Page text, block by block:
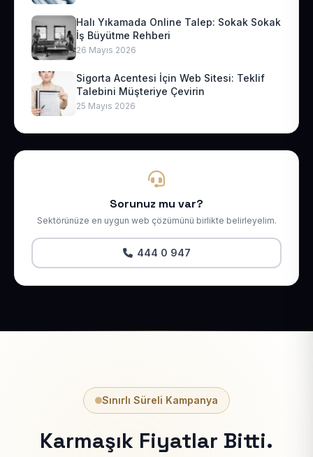
Halı Yıkamada Online Talep: Sokak Sokak
İş Büyütme Rehberi
26 Mayıs 2026
Sigorta Acentesi İçin Web Sitesi: Teklif
Talebini Müşteriye Çevirin
25 Mayıs 2026
Sorunuz mu var?
Sektörünüze en uygun web çözümünü birlikte belirleyelim.
444 0 947
Sınırlı Süreli Kampanya
Karmaşık Fiyatlar Bitti.